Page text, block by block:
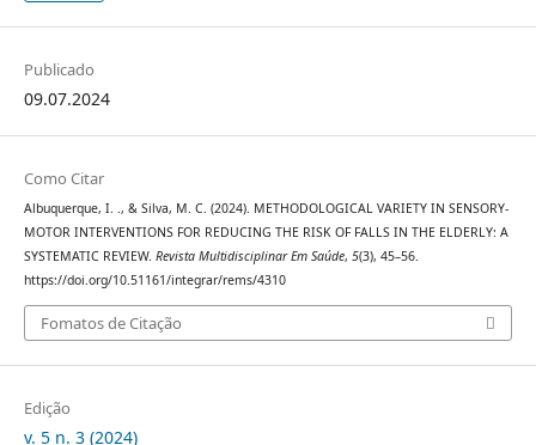
Publicado
09.07.2024
Como Citar
Albuquerque, I. ., & Silva, M. C. (2024). METHODOLOGICAL VARIETY IN SENSORY-
MOTOR INTERVENTIONS FOR REDUCING THE RISK OF FALLS IN THE ELDERLY: A
SYSTEMATIC REVIEW. Revista Multidisciplinar Em Saúde, 5(3), 45–56.
https://doi.org/10.51161/integrar/rems/4310
Fomatos de Citação
Edição
v. 5 n. 3 (2024)